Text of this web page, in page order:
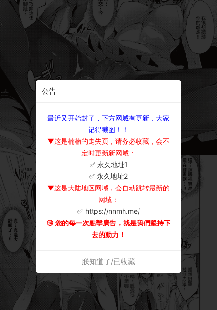
公告
最近又开始封了，下方网域有更新，大家
记得截图！！
▼这是楠楠的走失页，请务必收藏，会不
定时更新新网域：
✅ 永久地址1
✅ 永久地址2
▼这是大陆地区网域，会自动跳转最新的
网域：
✅ https://nnmh.me/
😘 您的每一次點擊廣告，就是我們堅持下
去的動力！
朕知道了/已收藏